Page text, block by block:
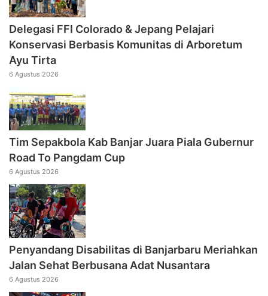
Delegasi FFI Colorado & Jepang Pelajari
Konservasi Berbasis Komunitas di Arboretum
Ayu Tirta
6 Agustus 2026
Tim Sepakbola Kab Banjar Juara Piala Gubernur
Road To Pangdam Cup
6 Agustus 2026
Penyandang Disabilitas di Banjarbaru Meriahkan
Jalan Sehat Berbusana Adat Nusantara
6 Agustus 2026